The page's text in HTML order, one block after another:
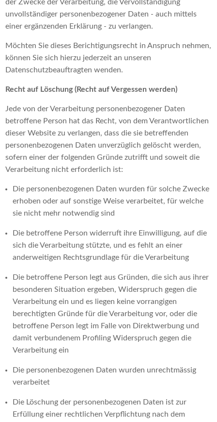
der Zwecke der Verarbeitung, die Vervollständigung
unvollständiger personenbezogener Daten - auch mittels
einer ergänzenden Erklärung - zu verlangen.
Möchten Sie dieses Berichtigungsrecht in Anspruch nehmen,
können Sie sich hierzu jederzeit an unseren
Datenschutzbeauftragten wenden.
Recht auf Löschung (Recht auf Vergessen werden)
Jede von der Verarbeitung personenbezogener Daten
betroffene Person hat das Recht, von dem Verantwortlichen
dieser Website zu verlangen, dass die sie betreffenden
personenbezogenen Daten unverzüglich gelöscht werden,
sofern einer der folgenden Gründe zutrifft und soweit die
Verarbeitung nicht erforderlich ist:
Die personenbezogenen Daten wurden für solche Zwecke
erhoben oder auf sonstige Weise verarbeitet, für welche
sie nicht mehr notwendig sind
Die betroffene Person widerruft ihre Einwilligung, auf die
sich die Verarbeitung stützte, und es fehlt an einer
anderweitigen Rechtsgrundlage für die Verarbeitung
Die betroffene Person legt aus Gründen, die sich aus ihrer
besonderen Situation ergeben, Widerspruch gegen die
Verarbeitung ein und es liegen keine vorrangigen
berechtigten Gründe für die Verarbeitung vor, oder die
betroffene Person legt im Falle von Direktwerbung und
damit verbundenem Profiling Widerspruch gegen die
Verarbeitung ein
Die personenbezogenen Daten wurden unrechtmässig
verarbeitet
Die Löschung der personenbezogenen Daten ist zur
Erfüllung einer rechtlichen Verpflichtung nach dem